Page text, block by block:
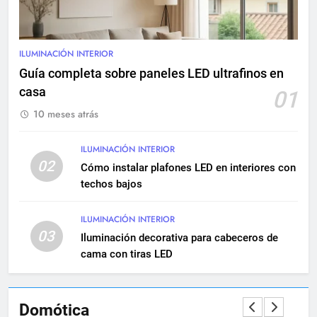
9
Renovación eléctrica en
completa
INSTALACIONES ELÉCTRICAS
MANTENIMIENTO
10
eléctrica empotrada en
viviendas
INSTALACIONES ELÉCTRICAS
Qué hacer si una instalación
eléctrica tiene baja potencia
ILUMINACIÓN INTERIOR
Guía completa sobre paneles LED ultrafinos en
casa
01
10 meses atrás
02
ILUMINACIÓN INTERIOR
Cómo instalar plafones LED en interiores con
techos bajos
03
ILUMINACIÓN INTERIOR
Iluminación decorativa para cabeceros de
cama con tiras LED
Domótica